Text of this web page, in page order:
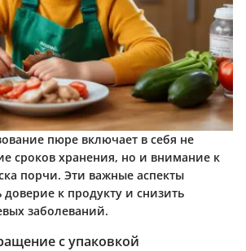
пюре включает в себя не
сроков хранения, но и внимание к
порчи. Эти важные аспекты
доверие к продукту и снизить
заболеваний.
с упаковкой